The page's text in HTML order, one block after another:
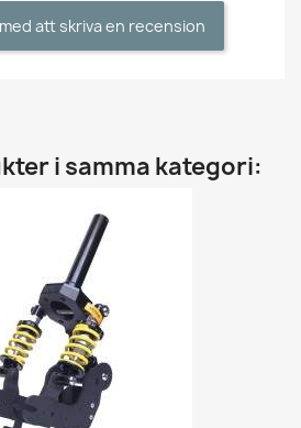
att skriva en recension
i samma kategori: